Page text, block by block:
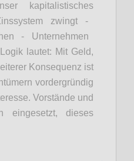
kapitalistisches
zwingt-
- Unternehmen
lautet: Mit Geld,
r Konsequenz ist
vordergründig
. Vorstände und
eingesetzt, dieses